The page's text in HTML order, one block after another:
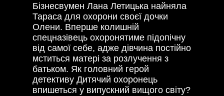
Бізнесвумен Лана Летицька найняла
Тараса для охорони своєї дочки
Олени. Вперше колишній
спецназівець охоронятиме підопічну
від самої себе, адже дівчина постійно
мститься матері за розлучення з
батьком. Як головний герой
детективу Дитячий охоронець
впишеться у випускний вищого світу?